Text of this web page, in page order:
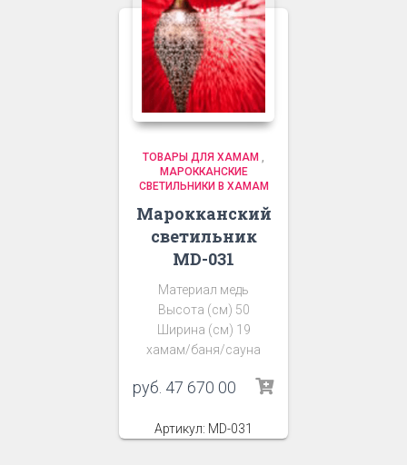
ТОВАРЫ ДЛЯ ХАМАМ ,
МАРОККАНСКИЕ
СВЕТИЛЬНИКИ В ХАМАМ
Марокканский
светильник
MD-031
Материал медь
Высота (см) 50
Ширина (см) 19
хамам/баня/сауна
руб. 47 670 00
Артикул: MD-031